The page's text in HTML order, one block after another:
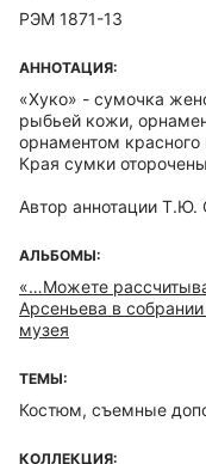
РЭМ 1871-13
АННОТАЦИЯ:
«Хуко» - cумочка
рыбьей кожи,
орнаментом красного
Края сумки
Автор аннотации Т.Ю.
АЛЬБОМЫ:
«…Можете
Арсеньева в
музея
ТЕМЫ:
Костюм, съемные
КОЛЛЕКЦИЯ: